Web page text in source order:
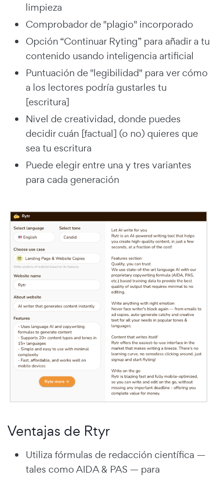
limpieza
Comprobador de "plagio" incorporado
Opción “Continuar Ryting” para añadir a tu
contenido usando inteligencia artificial
Puntuación de "legibilidad" para ver cómo
a los lectores podría gustarles tu
[escritura]
Nivel de creatividad, donde puedes
decidir cuán [factual] (o no) quieres que
sea tu escritura
Puede elegir entre una y tres variantes
para cada generación
Ventajas de Rtyr
Utiliza fórmulas de redacción científica —
tales como AIDA & PAS — para